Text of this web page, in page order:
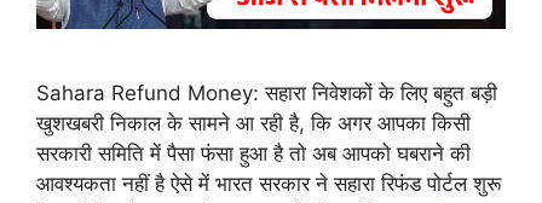
Sahara Refund Money: सहारा निवेशकों के लिए बहुत बड़ी
खुशखबरी निकाल के सामने आ रही है, कि अगर आपका किसी
सरकारी समिति में पैसा फंसा हुआ है तो अब आपको घबराने की
आवश्यकता नहीं है ऐसे में भारत सरकार ने सहारा रिफंड पोर्टल शुरू